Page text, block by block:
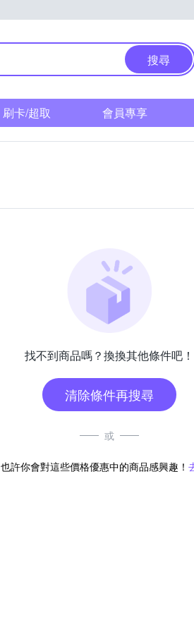
搜尋
刷卡/超取 會員專享
找不到商品嗎？換換其他條件吧！
清除條件再搜尋
或
也許你會對這些價格優惠中的商品感興趣！